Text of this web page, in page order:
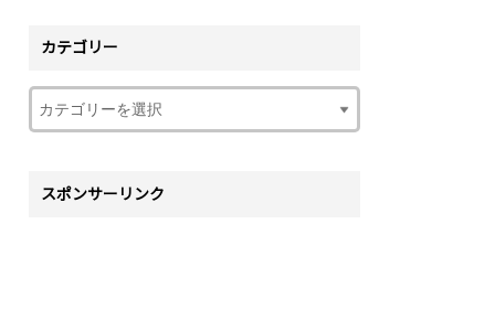
カテゴリー
スポンサーリンク